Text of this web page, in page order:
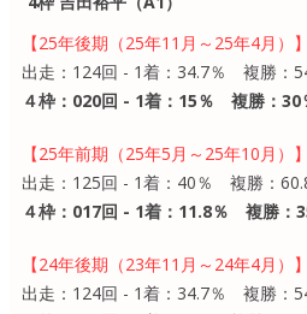
【25年後期（25年11月～25年4月）】
出走：124回 - 1着：34.7％ 複勝：
４枠：020回 - 1着：15％ 複勝：30
【25年前期（25年5月～25年10月）】
出走：125回 - 1着：40％ 複勝：
４枠：017回 - 1着：11.8％ 複勝：
【24年後期（23年11月～24年4月）】
出走：124回 - 1着：34.7％ 複勝：